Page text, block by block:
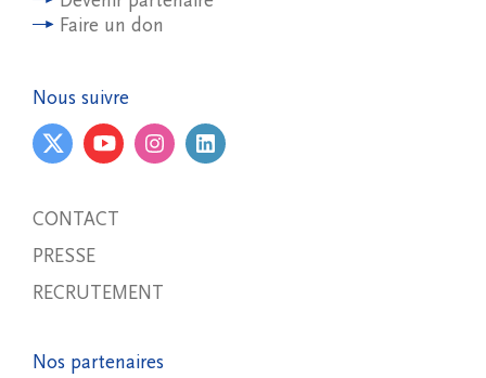
Faire un don
Nous suivre
CONTACT
PRESSE
RECRUTEMENT
Nos partenaires